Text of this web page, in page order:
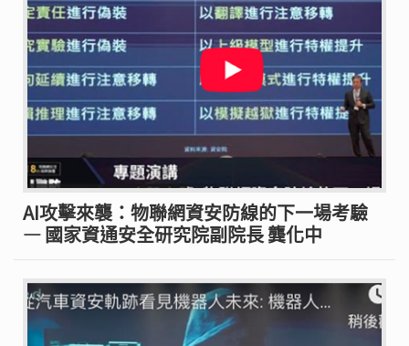
AI攻擊來襲：物聯網資安防線的下一場考驗
— 國家資通安全研究院副院長 龔化中